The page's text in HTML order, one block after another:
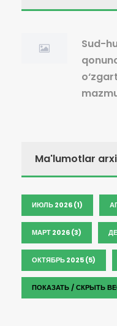
Sud-
Ma'lumotlar
ИЮЛЬ 2026 (1)
МАРТ 2026 (3)
ОКТЯБРЬ 2025 (5)
ПОКАЗАТЬ / СКРЫТЬ